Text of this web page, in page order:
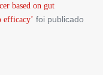
based on gut
efficacy’ foi publicado